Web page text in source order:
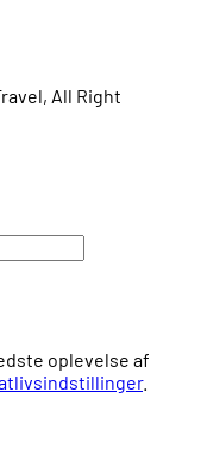
All Right
oplevelse af
.